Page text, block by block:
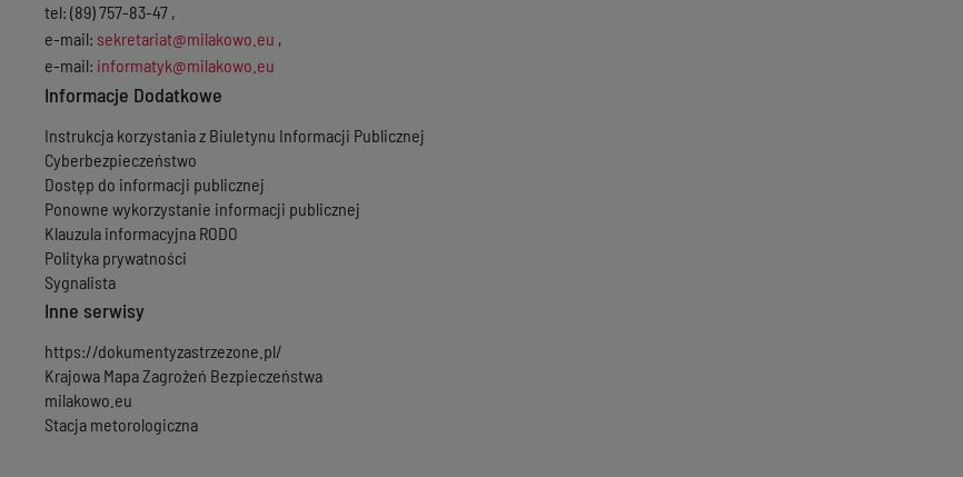
tel: (89) 757-83-47 ,
e-mail: sekretariat@milakowo.eu ,
e-mail: informatyk@milakowo.eu
Informacje Dodatkowe
Instrukcja korzystania z Biuletynu Informacji Publicznej
Cyberbezpieczeństwo
Dostęp do informacji publicznej
Ponowne wykorzystanie informacji publicznej
Klauzula informacyjna RODO
Polityka prywatności
Sygnalista
Inne serwisy
https://dokumentyzastrzezone.pl/
Krajowa Mapa Zagrożeń Bezpieczeństwa
milakowo.eu
Stacja metorologiczna